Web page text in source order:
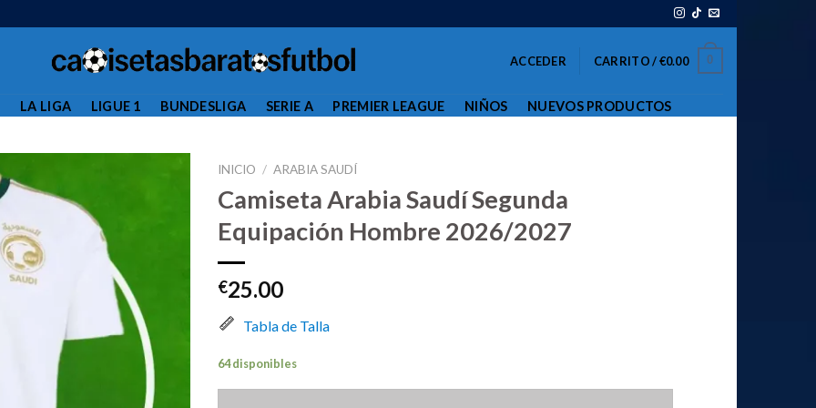
ACCEDER CARRITO /€0.00 0
LA LIGA LIGUE 1 BUNDESLIGA SERIE A PREMIER LEAGUE NIÑOS NUEVOS PRODUCTOS
INICIO / ARABIA SAUDÍ
Camiseta Arabia Saudí Segunda
Equipación Hombre 2026/2027
€25.00
Tabla de Talla
64 disponibles